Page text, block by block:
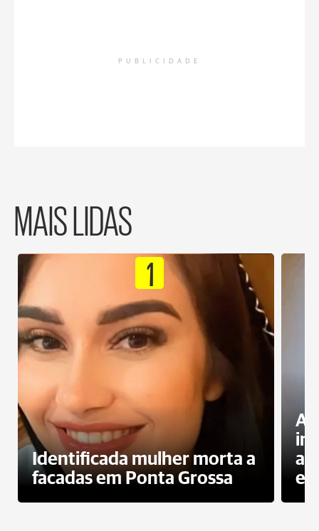
PUBLICIDADE
MAIS LIDAS
1
Identificada mulher morta a
facadas em Ponta Grossa